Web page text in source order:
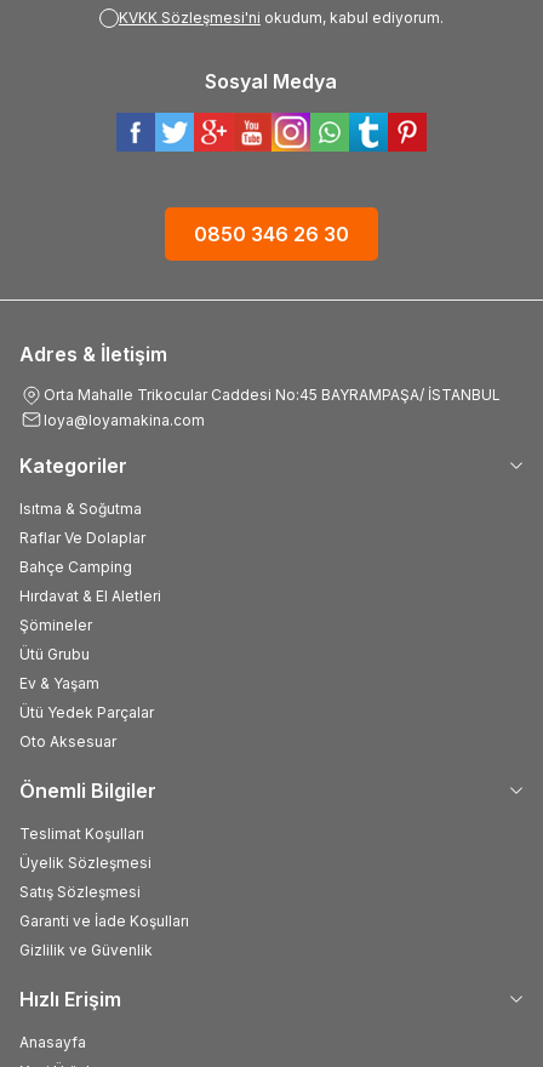
KVKK Sözleşmesi'ni okudum, kabul ediyorum.
Sosyal Medya
0850 346 26 30
Adres & İletişim
Orta Mahalle Trikocular Caddesi No:45 BAYRAMPAŞA/ İSTANBUL
loya@loyamakina.com
Kategoriler
Isıtma & Soğutma
Raflar Ve Dolaplar
Bahçe Camping
Hırdavat & El Aletleri
Şömineler
Ütü Grubu
Ev & Yaşam
Ütü Yedek Parçalar
Oto Aksesuar
Önemli Bilgiler
Teslimat Koşulları
Üyelik Sözleşmesi
Satış Sözleşmesi
Garanti ve İade Koşulları
Gizlilik ve Güvenlik
Hızlı Erişim
Anasayfa